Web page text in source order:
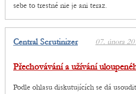
sebe to trestné nie je ani teraz.
07. února
Central Scrutinizer
Přechovávání a užívání
Podle ohlasu diskutujících se dá